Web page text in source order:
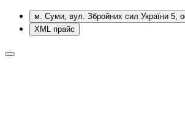
м. Суми, вул. Збройних сил України 5,
XML прайс